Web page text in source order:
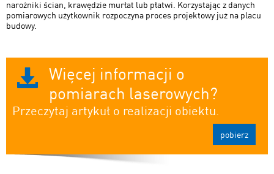
narożniki ścian, krawędzie murłat lub płatwi. Korzystając z danych
pomiarowych użytkownik rozpoczyna proces projektowy już na placu
budowy.
Więcej informacji o
pomiarach laserowych?
Przeczytaj artykuł o realizacji obiektu.
pobierz